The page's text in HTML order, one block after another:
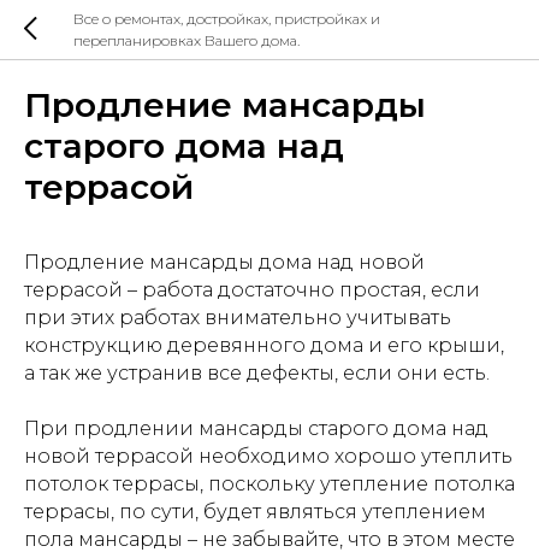
Все о ремонтах, достройках, пристройках и
перепланировках Вашего дома.
Продление мансарды
старого дома над
террасой
Продление мансарды дома над новой
террасой – работа достаточно простая, если
при этих работах внимательно учитывать
конструкцию деревянного дома и его крыши,
а так же устранив все дефекты, если они есть.
При продлении мансарды старого дома над
новой террасой необходимо хорошо утеплить
потолок террасы, поскольку утепление потолка
террасы, по сути, будет являться утеплением
пола мансарды – не забывайте, что в этом месте